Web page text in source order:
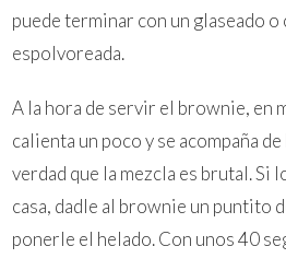
puede terminar con un glaseado o
espolvoreada.
A la hora de servir el brownie, en
calienta un poco y se acompaña
verdad que la mezcla es brutal. Si
casa, dadle al brownie un puntito
ponerle el helado. Con unos 40